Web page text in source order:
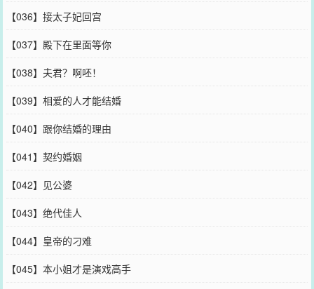
【036】接太子妃回宫
【037】殿下在里面等你
【038】夫君？啊呸！
【039】相爱的人才能结婚
【040】跟你结婚的理由
【041】契约婚姻
【042】见公婆
【043】绝代佳人
【044】皇帝的刁难
【045】本小姐才是演戏高手